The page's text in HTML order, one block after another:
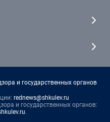
и государственных органов
rednews@shkulev.ru
и государственных органов:
.